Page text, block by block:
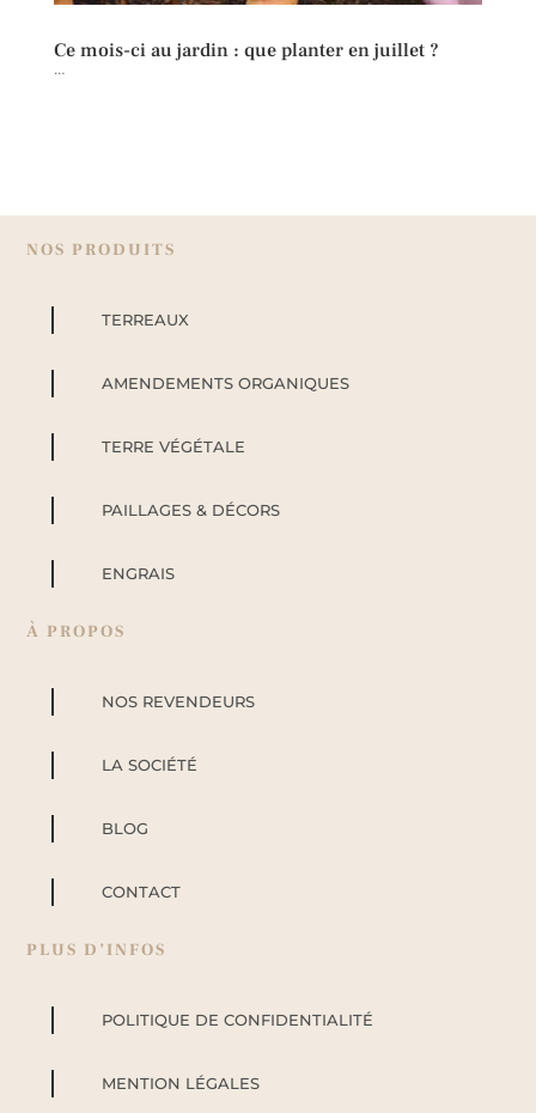
Ce mois-ci au jardin : que planter en juillet ?
…
NOS PRODUITS
TERREAUX
AMENDEMENTS ORGANIQUES
TERRE VÉGÉTALE
PAILLAGES & DÉCORS
ENGRAIS
À PROPOS
NOS REVENDEURS
LA SOCIÉTÉ
BLOG
CONTACT
PLUS D’INFOS
POLITIQUE DE CONFIDENTIALITÉ
MENTION LÉGALES